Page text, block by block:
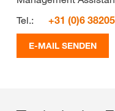
Tel.:
+31 (0)6
E-MAIL SENDEN